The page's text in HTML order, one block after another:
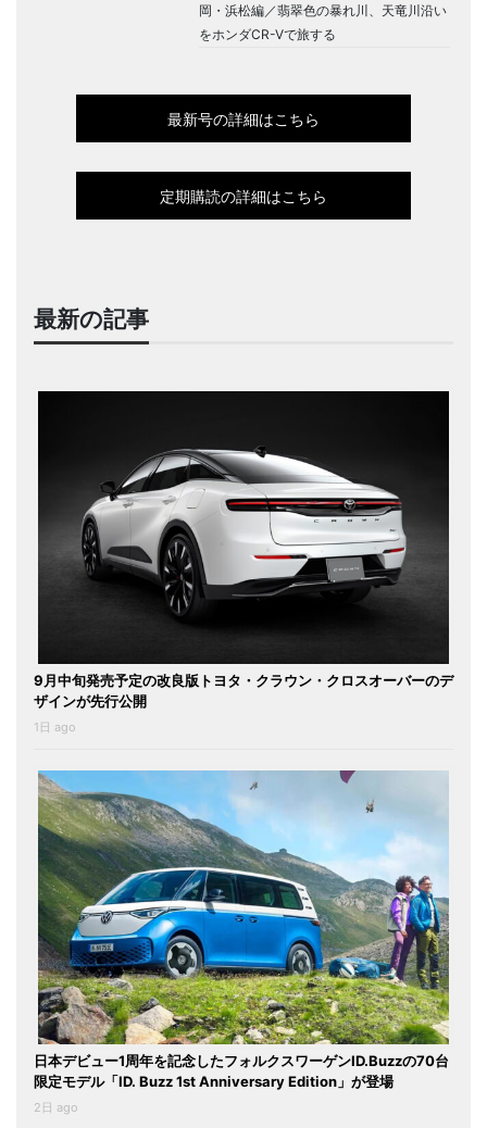
岡・浜松編／翡翠色の暴れ川、天竜川沿い
をホンダCR-Vで旅する
最新号の詳細はこちら
定期購読の詳細はこちら
最新の記事
9月中旬発売予定の改良版トヨタ・クラウン・クロスオーバーのデ
ザインが先行公開
1日 ago
日本デビュー1周年を記念したフォルクスワーゲンID.Buzzの70台
限定モデル「ID. Buzz 1st Anniversary Edition」が登場
2日 ago